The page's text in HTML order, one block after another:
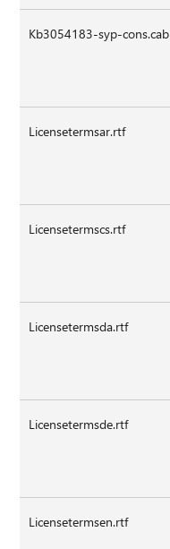
Kb3054183-syp-cons.cab
Licensetermsar.rtf
Licensetermscs.rtf
Licensetermsda.rtf
Licensetermsde.rtf
Licensetermsen.rtf